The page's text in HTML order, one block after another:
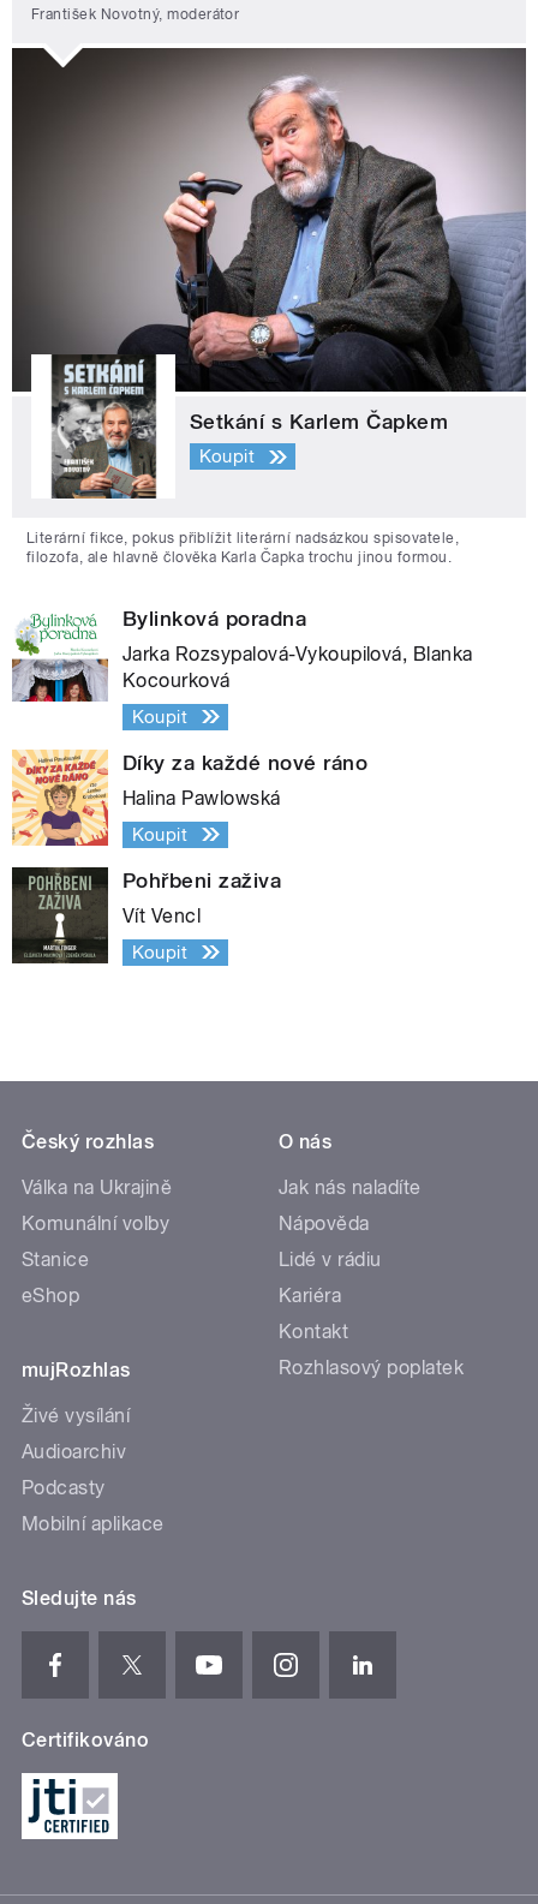
František Novotný, moderátor
Setkání s Karlem Čapkem
Koupit
Literární fikce, pokus přiblížit literární nadsázkou spisovatele,
filozofa, ale hlavně člověka Karla Čapka trochu jinou formou.
Bylinková poradna
Jarka Rozsypalová-Vykoupilová, Blanka
Kocourková
Koupit
Díky za každé nové ráno
Halina Pawlowská
Koupit
Pohřbeni zaživa
Vít Vencl
Koupit
Český rozhlas
Válka na Ukrajině
Komunální volby
Stanice
eShop
mujRozhlas
Živé vysílání
Audioarchiv
Podcasty
Mobilní aplikace
O nás
Jak nás naladíte
Nápověda
Lidé v rádiu
Kariéra
Kontakt
Rozhlasový poplatek
Sledujte nás
Certifikováno